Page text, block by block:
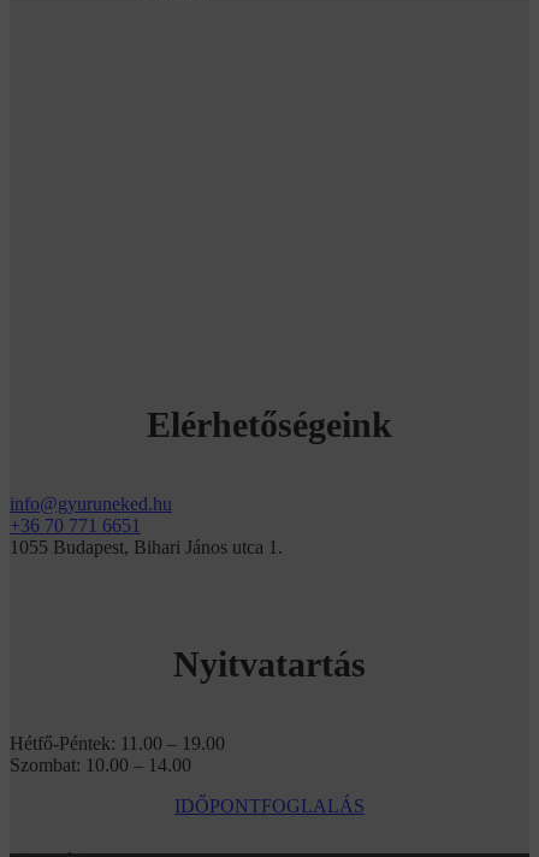
Elérhetőségeink
info@gyuruneked.hu
+36 70 771 6651
1055 Budapest, Bihari János utca 1.
Nyitvatartás
Hétfő-Péntek: 11.00 – 19.00
Szombat: 10.00 – 14.00
IDŐPONTFOGLALÁS